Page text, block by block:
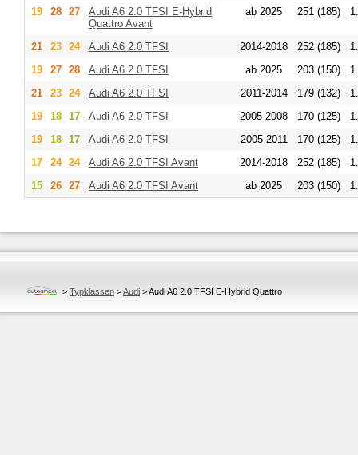
19 28 27 Audi A6 2.0 TFSI E-Hybrid
Quattro Avant
ab 2025 251 (185)
21 23 24 Audi A6 2.0 TFSI 2014-2018 252 (185)
19
27 28 Audi A6 2.0 TFSI ab 2025 203 (150)
21
23 24 Audi A6 2.0 TFSI 2011-2014 179 (132)
19
18 17 Audi A6 2.0 TFSI 2005-2008 170 (125)
19
18 17 Audi A6 2.0 TFSI 2005-2011 170 (125)
17
24 24 Audi A6 2.0 TFSI Avant 2014-2018 252 (185)
15
26 27 Audi A6 2.0 TFSI Avant ab 2025 203 (150)
> Typklassen >Audi >Audi A6 2.0 TFSI E-Hybrid Quattro